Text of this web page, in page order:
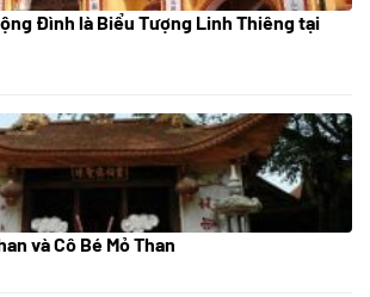
Đình là Biểu Tượng Linh Thiêng tại
và Cô Bé Mỏ Than